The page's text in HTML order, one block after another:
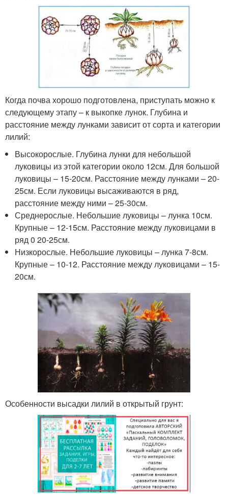
Когда почва хорошо подготовлена, приступать можно к
следующему этапу – к выкопке лунок. Глубина и
расстояние между лунками зависит от сорта и категории
лилий:
Высокорослые. Глубина лунки для небольшой
луковицы из этой категории около 12см. Для большой
луковицы – 15-20см. Расстояние между лунками – 20-
25см. Если луковицы высаживаются в ряд,
расстояние между ними – 25-30см.
Среднерослые. Небольшие луковицы – лунка 10см.
Крупные – 12-15см. Расстояние между луковицами в
ряд 0 20-25см.
Низкорослые. Небольшие луковицы – лунка 7-8см.
Крупные – 10-12. Расстояние между луковицами – 15-
20см.
Особенности высадки лилий в открытый грунт: